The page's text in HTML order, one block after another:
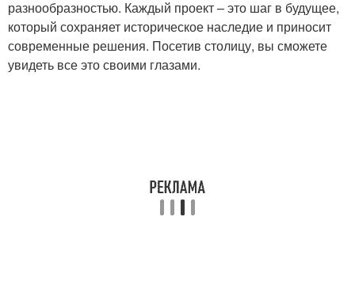
разнообразностью. Каждый проект – это шаг в будущее,
который сохраняет историческое наследие и приносит
современные решения. Посетив столицу, вы сможете
увидеть все это своими глазами.